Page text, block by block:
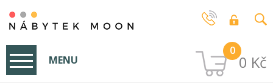
0
0 Kč
MENU